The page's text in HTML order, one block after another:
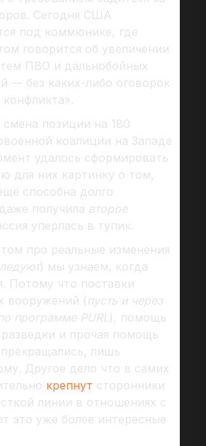
Сегодня США
под коммюнике, где
говорится об увеличении
ПВО и дальнобойных
— без каких-либо оговорок
смена позиции на 180
коалиции на Западе
удалось сформировать
для них картинку о том,
способна долго
получила второе
уперлась в тупик.
про реальные изменения
) мы узнаем, когда
Потому что поставки
вооружений ( пусть и через
программе PURL ), помощь
и прочая помощь
лишь
Другое дело что в самих
крепнут сторонники
линии в отношениях с
это уже более интересные